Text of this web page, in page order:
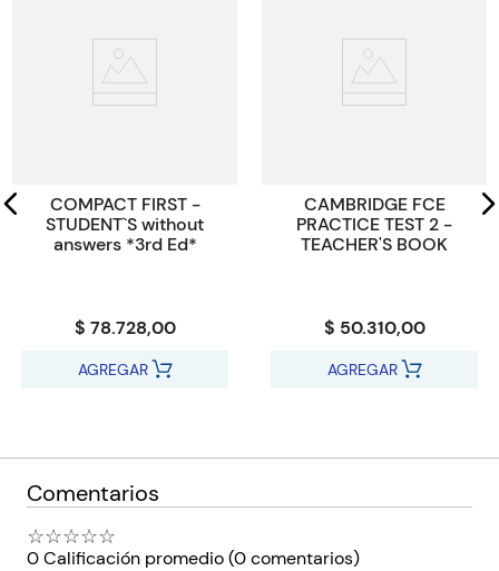
COMPACT FIRST -
STUDENT`S without
answers *3rd Ed*
$ 78.728,00
AGREGAR
CAMBRIDGE FCE
PRACTICE TEST 2 -
TEACHER'S BOOK
$ 50.310,00
AGREGAR
Comentarios
☆☆☆☆☆
0 Calificación promedio(0 comentarios)